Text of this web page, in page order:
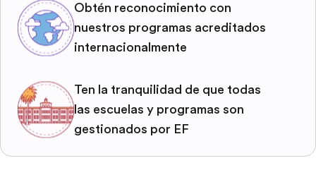
Obtén reconocimiento con
nuestros programas acreditados
internacionalmente
Ten la tranquilidad de que todas
las escuelas y programas son
gestionados por EF